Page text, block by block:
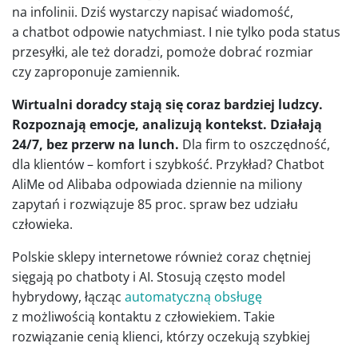
na infolinii. Dziś wystarczy napisać wiadomość,
a chatbot odpowie natychmiast. I nie tylko poda status
przesyłki, ale też doradzi, pomoże dobrać rozmiar
czy zaproponuje zamiennik.
Wirtualni doradcy stają się coraz bardziej ludzcy.
Rozpoznają emocje, analizują kontekst. Działają
24/7, bez przerw na lunch. Dla firm to oszczędność,
dla klientów – komfort i szybkość. Przykład? Chatbot
AliMe od Alibaba odpowiada dziennie na miliony
zapytań i rozwiązuje 85 proc. spraw bez udziału
człowieka.
Polskie sklepy internetowe również coraz chętniej
sięgają po chatboty i AI. Stosują często model
hybrydowy, łącząc automatyczną obsługę
z możliwością kontaktu z człowiekiem. Takie
rozwiązanie cenią klienci, którzy oczekują szybkiej